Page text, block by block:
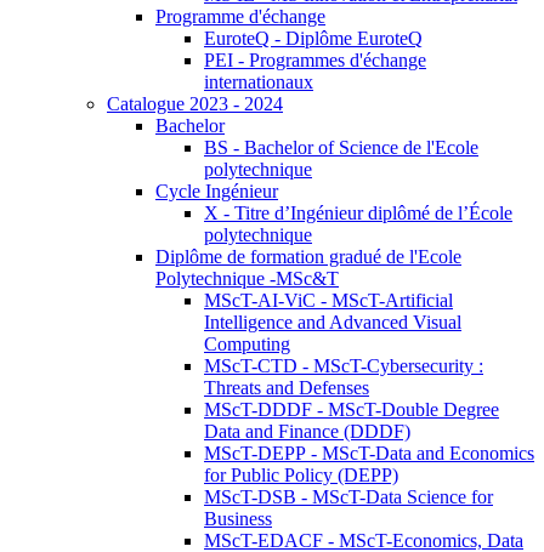
Programme d'échange
EuroteQ - Diplôme EuroteQ
PEI - Programmes d'échange
internationaux
Catalogue 2023 - 2024
Bachelor
BS - Bachelor of Science de l'Ecole
polytechnique
Cycle Ingénieur
X - Titre d’Ingénieur diplômé de l’École
polytechnique
Diplôme de formation gradué de l'Ecole
Polytechnique -MSc&T
MScT-AI-ViC - MScT-Artificial
Intelligence and Advanced Visual
Computing
MScT-CTD - MScT-Cybersecurity :
Threats and Defenses
MScT-DDDF - MScT-Double Degree
Data and Finance (DDDF)
MScT-DEPP - MScT-Data and Economics
for Public Policy (DEPP)
MScT-DSB - MScT-Data Science for
Business
MScT-EDACF - MScT-Economics, Data